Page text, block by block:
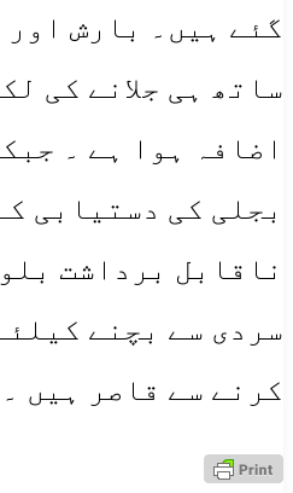
گئے ہیں۔ بارش
ساتھ ہی جلانے کی
اضافہ ہوا ہے ۔
بجلی کی دستیابی
ناقابل برداشت
سردی سے بچنے
کرنے سے قاصر ہیں ۔